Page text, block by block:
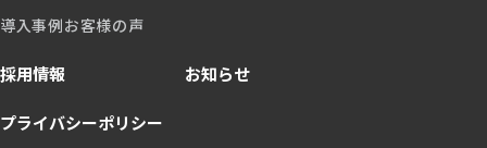
導入事例お客様の声
採用情報 お知らせ
プライバシーポリシー